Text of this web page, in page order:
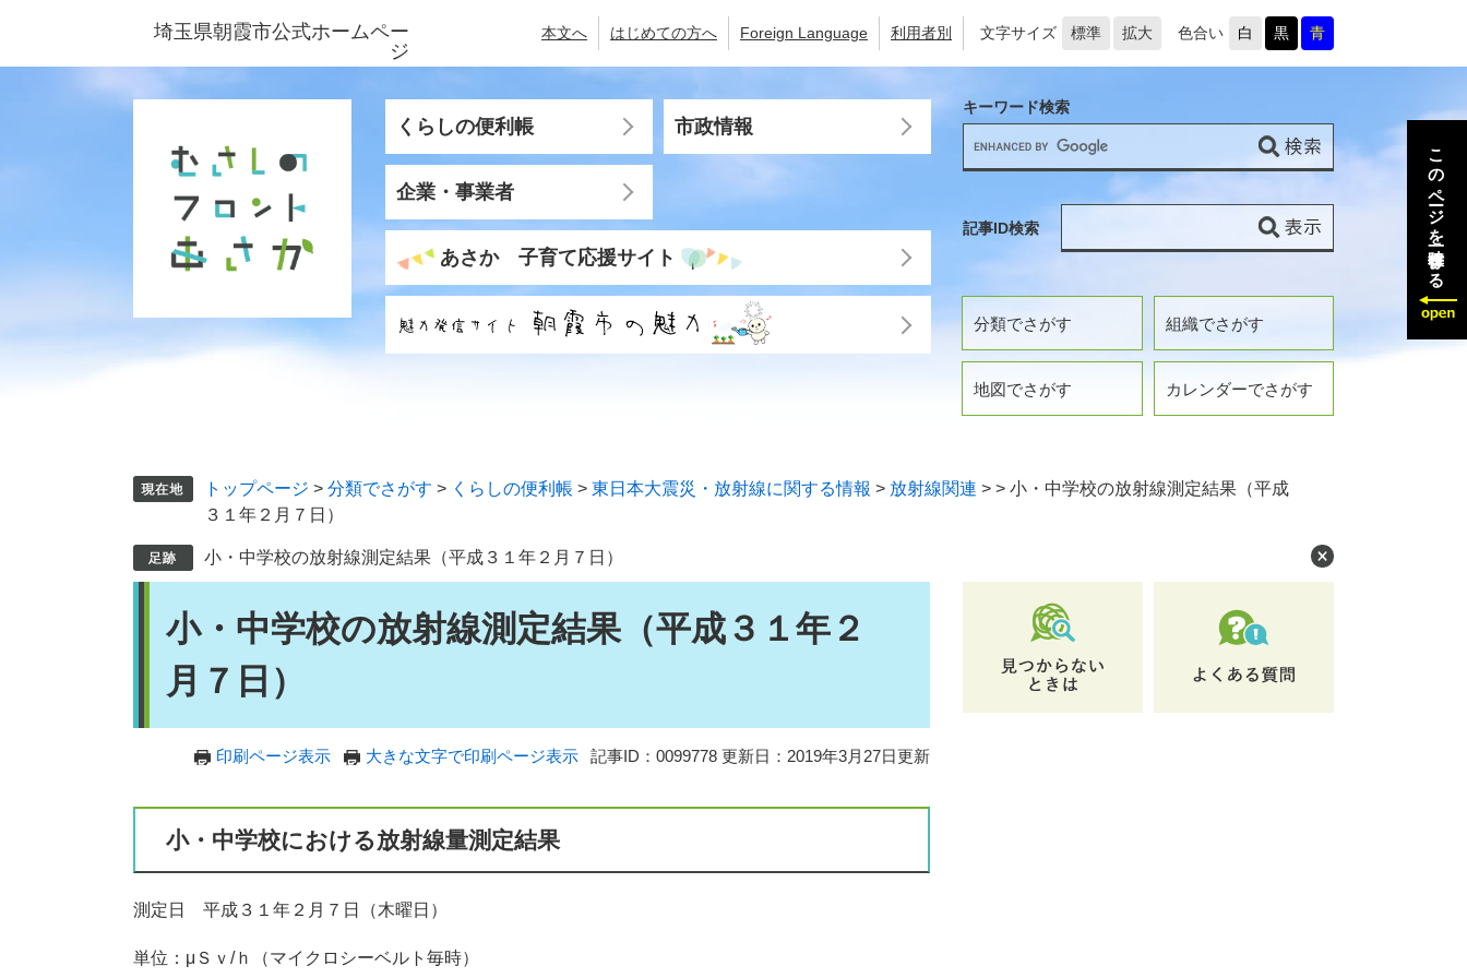
ジ
ュ
埼玉県朝霞市公式ホームペー
ジ
本文へ はじめての方へ Foreign Language 利用者別 文字サイズ 標準 拡大 色合い 白 黒 青
くらしの便利帳 市政情報
企業・事業者
あさか 子育て応援サイト
分類でさがす 組織でさがす
地図でさがす カレンダーでさがす
キーワード検索
記事ID検索
トップページ > 分類でさがす > くらしの便利帳 > 東日本大震災・放射線に関する情報 > 放射線関連 > > 小・中学校の放射線測定結果（平成
３１年２月７日）
小・中学校の放射線測定結果（平成３１年２月７日）
小・中学校の放射線測定結果（平成３１年２
月７日）
印刷ページ表示 大きな文字で印刷ページ表示 記事ID：0099778 更新日：2019年3月27日更新
小・中学校における放射線量測定結果
測定日 平成３１年２月７日（木曜日）
単位：μＳｖ/ｈ（マイクロシーベルト毎時）
このページを一時保存する